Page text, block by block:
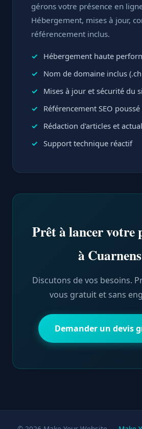
gérons votre présence en
Hébergement, mises à jour,
référencement inclus.
Hébergement haute
Nom de domaine inclus
Mises à jour et sécurité du
Référencement SEO
Rédaction d'articles et
Support technique réactif
Prêt à lancer votre
à
Discutons de vos besoins.
vous gratuit et sans
Demander un devis